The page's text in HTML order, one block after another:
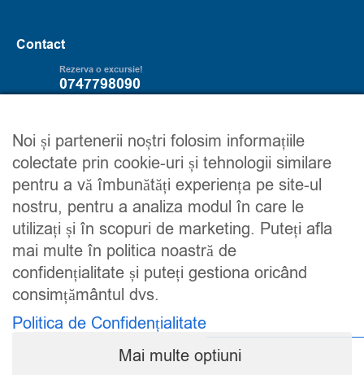
Contact
Rezerva o excursie!
0747798090
Servicii
Excursii
Circuite
Maroc
Trip2explore
Despre noi
Contacteaza-ne
Detalii financiare
Urmareste-ne
Noi și partenerii noștri folosim informațiile
colectate prin cookie-uri și tehnologii similare
pentru a vă îmbunătăți experiența pe site-ul
nostru, pentru a analiza modul în care le
utilizați și în scopuri de marketing. Puteți afla
mai multe în politica noastră de
confidențialitate și puteți gestiona oricând
consimțământul dvs.
Politica de Confidențialitate
Mai multe optiuni